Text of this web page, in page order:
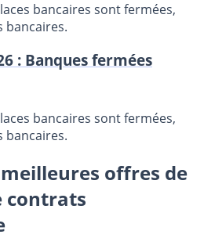
bancaires sont fermées,
bancaires.
: Banques fermées
bancaires sont fermées,
bancaires.
offres de
contrats